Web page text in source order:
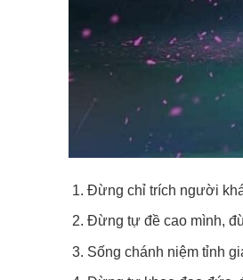
Đừng chỉ trích người
Đừng tự đề cao mình,
Sống chánh niệm tỉnh